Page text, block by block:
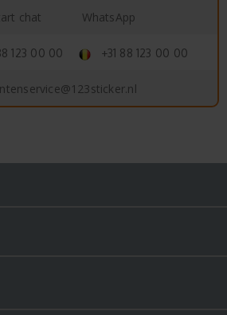
chat WhatsApp
123 00 00 +31 88 123 00 00